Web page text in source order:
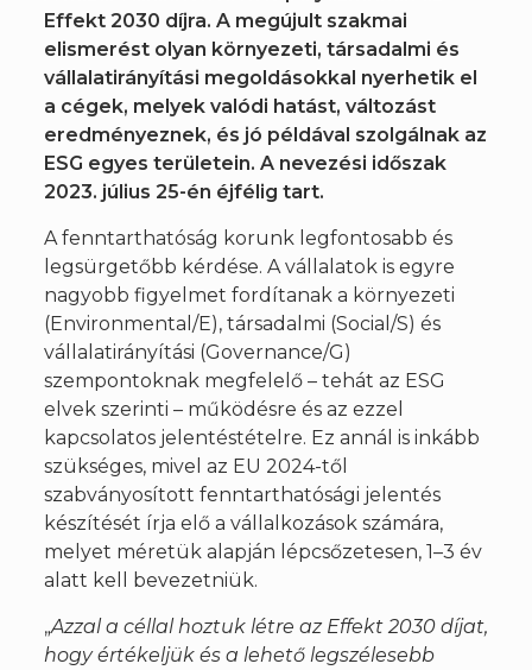
Effekt 2030 díjra. A megújult szakmai
elismerést olyan környezeti, társadalmi és
vállalatirányítási megoldásokkal nyerhetik el
a cégek, melyek valódi hatást, változást
eredményeznek, és jó példával szolgálnak az
ESG egyes területein. A nevezési időszak
2023. július 25-én éjfélig tart.
A fenntarthatóság korunk legfontosabb és
legsürgetőbb kérdése. A vállalatok is egyre
nagyobb figyelmet fordítanak a környezeti
(Environmental/E), társadalmi (Social/S) és
vállalatirányítási (Governance/G)
szempontoknak megfelelő – tehát az ESG
elvek szerinti – működésre és az ezzel
kapcsolatos jelentéstételre. Ez annál is inkább
szükséges, mivel az EU 2024-től
szabványosított fenntarthatósági jelentés
készítését írja elő a vállalkozások számára,
melyet méretük alapján lépcsőzetesen, 1–3 év
alatt kell bevezetniük.
„Azzal a céllal hoztuk létre az Effekt 2030 díjat,
hogy értékeljük és a lehető legszélesebb